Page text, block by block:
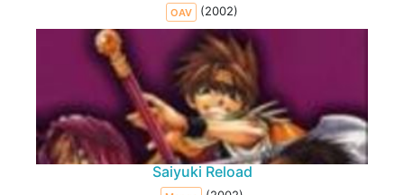
OAV (2002)
Saiyuki Reload